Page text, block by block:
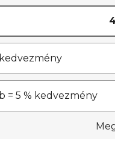
= 5 % kedvezmény